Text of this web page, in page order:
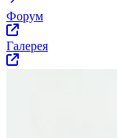
Форум
Галерея